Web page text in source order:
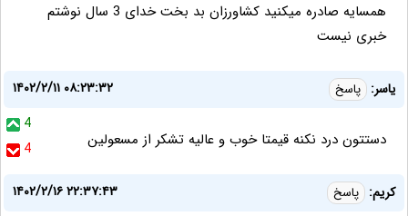
همسایه صادره میکنید کشاورزان بد بخت خدای 3 سال نوشتم
خبری نیست
یاسر: پاسخ
۱۴۰۲/۲/۱۱ ۰۸:۲۳:۳۲
4
4
دستتون درد نکنه قیمتا خوب و عالیه تشکر از مسعولین
کریم: پاسخ
۱۴۰۲/۲/۱۶ ۲۲:۳۷:۴۳